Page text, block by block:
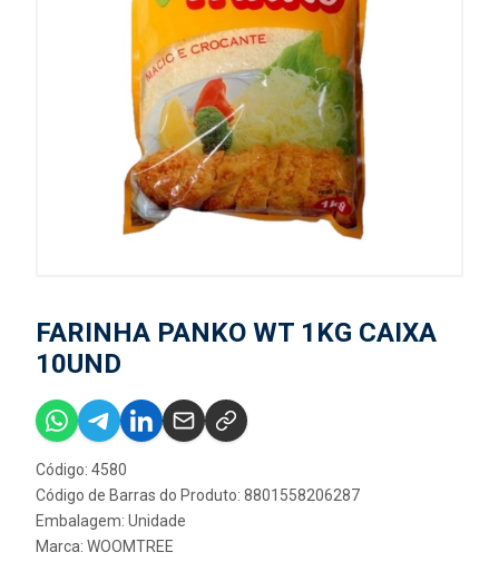
FARINHA PANKO WT 1KG CAIXA
10UND
Código: 4580
Código de Barras do Produto: 8801558206287
Embalagem: Unidade
Marca: WOOMTREE